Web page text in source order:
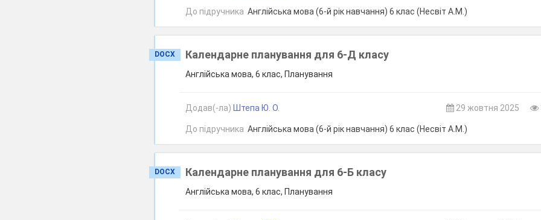
До підручника Англійська мова (6-й рік навчання) 6 клас (Несвіт А.М.)
DOCX Календарне планування для 6-Д класу
Англійська мова, 6 клас, Планування
Додав(-ла) Штепа Ю. О. 29 жовтня 2025
До підручника Англійська мова (6-й рік навчання) 6 клас (Несвіт А.М.)
DOCX Календарне планування для 6-Б класу
Англійська мова, 6 клас, Планування